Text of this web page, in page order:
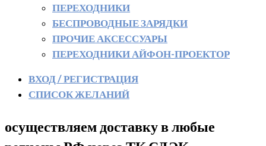
ПЕРЕХОДНИКИ
БЕСПРОВОДНЫЕ ЗАРЯДКИ
ПРОЧИЕ АКСЕССУАРЫ
ПЕРЕХОДНИКИ АЙФОН-ПРОЕКТОР
ВХОД / РЕГИСТРАЦИЯ
СПИСОК ЖЕЛАНИЙ
осуществляем доставку в любые